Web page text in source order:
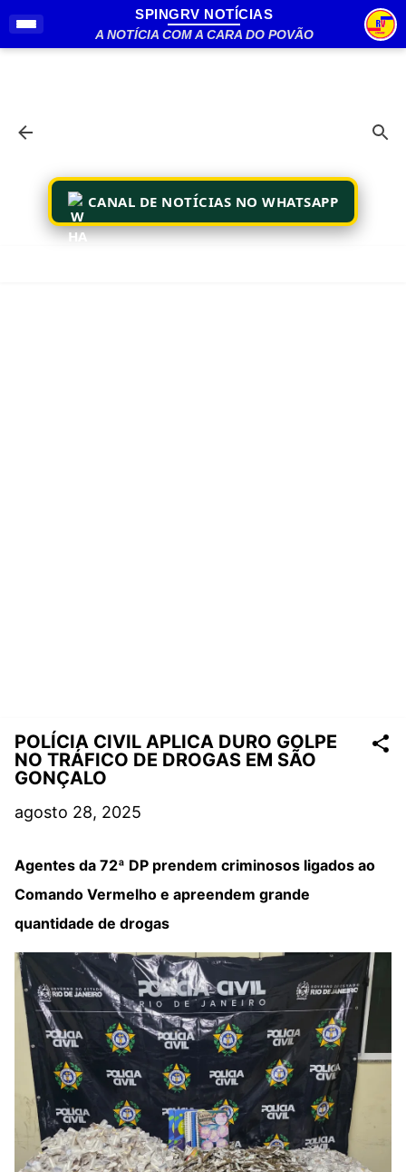
Pular para o conteúdo principal
SPINGRV NOTÍCIAS
A NOTÍCIA COM A CARA DO POVÃO
CANAL DE NOTÍCIAS NO WHATSAPP
POLÍCIA CIVIL APLICA DURO GOLPE
NO TRÁFICO DE DROGAS EM SÃO
GONÇALO
agosto 28, 2025
Agentes da 72ª DP prendem criminosos ligados ao
Comando Vermelho e apreendem grande
quantidade de drogas